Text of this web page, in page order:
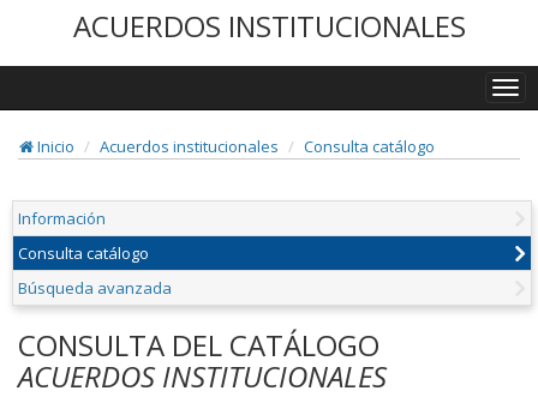
ACUERDOS INSTITUCIONALES
Inicio
Acuerdos institucionales Consulta catálogo
Información
Consulta catálogo
Búsqueda avanzada
CONSULTA DEL CATÁLOGO
ACUERDOS INSTITUCIONALES